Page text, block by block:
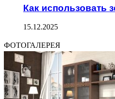
Как использовать
15.12.2025
ФОТОГАЛЕРЕЯ